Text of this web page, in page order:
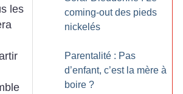
les
coming-out des pieds
nickelés
Parentalité : Pas
d’enfant, c’est la mère à
boire ?